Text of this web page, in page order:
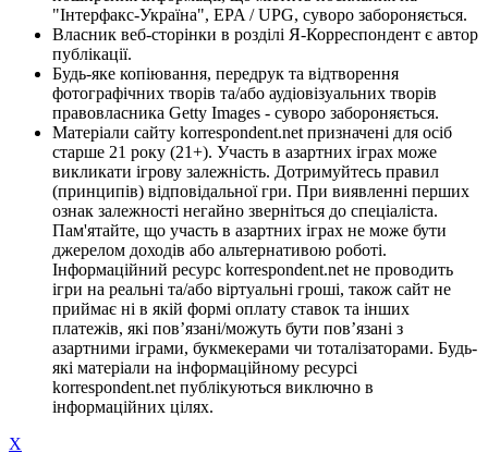
"Інтерфакс-Україна", EPA / UPG, суворо забороняється.
Власник веб-сторінки в розділі Я-Корреспондент є автор
публікації.
Будь-яке копіювання, передрук та відтворення
фотографічних творів та/або аудіовізуальних творів
правовласника Getty Images - суворо забороняється.
Матеріали сайту korrespondent.net призначені для осіб
старше 21 року (21+). Участь в азартних іграх може
викликати ігрову залежність. Дотримуйтесь правил
(принципів) відповідальної гри. При виявленні перших
ознак залежності негайно зверніться до спеціаліста.
Пам'ятайте, що участь в азартних іграх не може бути
джерелом доходів або альтернативою роботі.
Інформаційний ресурс korrespondent.net не проводить
ігри на реальні та/або віртуальні гроші, також сайт не
приймає ні в якій формі оплату ставок та інших
платежів, які пов’язані/можуть бути пов’язані з
азартними іграми, букмекерами чи тоталізаторами. Будь-
які матеріали на інформаційному ресурсі
korrespondent.net публікуються виключно в
інформаційних цілях.
X